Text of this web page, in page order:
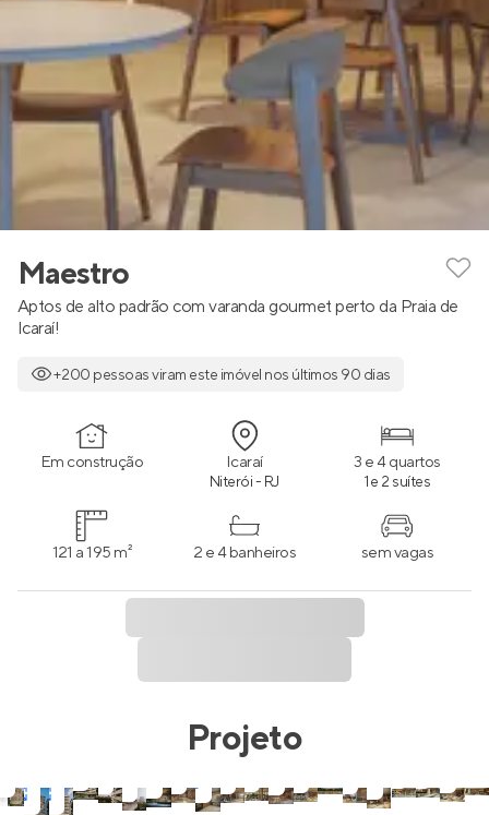
Maestro
Aptos de alto padrão com varanda gourmet perto da Praia de
Icaraí!
+200 pessoas viram este imóvel nos últimos 90 dias
Em construção Icaraí
Niterói - RJ
3 e 4 quartos
1 e 2 suítes
121 a 195 m² 2 e 4 banheiros sem vagas
Projeto